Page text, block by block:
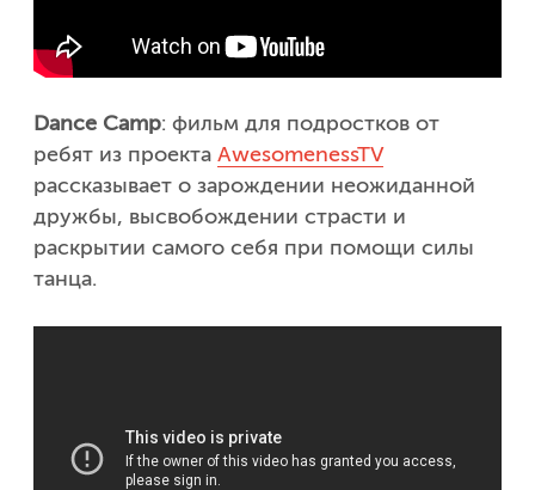
Dance Camp: фильм для подростков от
ребят из проекта AwesomenessTV
рассказывает о зарождении неожиданной
дружбы, высвобождении страсти и
раскрытии самого себя при помощи силы
танца.